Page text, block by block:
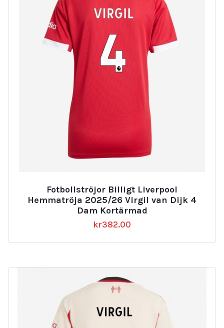
Fotbollströjor Billigt Liverpool
Hemmatröja 2025/26 Virgil van Dijk 4
Dam Kortärmad
kr382.00